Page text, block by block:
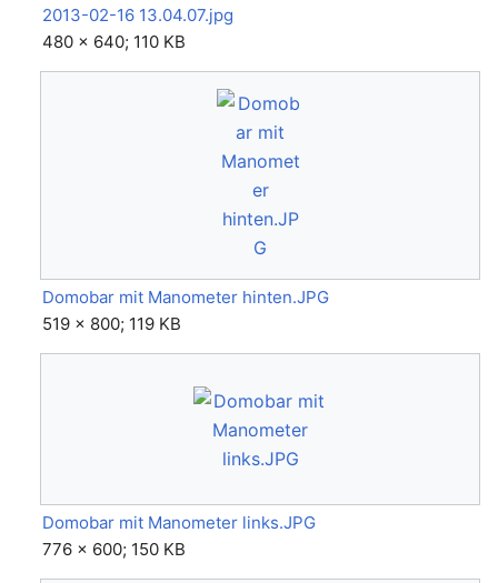
2013-02-16 13.04.07.jpg
480 × 640; 110 KB
Domobar mit Manometer hinten.JPG
519 × 800; 119 KB
Domobar mit Manometer links.JPG
776 × 600; 150 KB